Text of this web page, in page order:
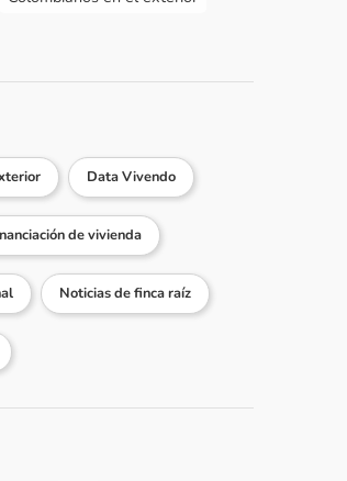
Data Vivendo
de vivienda
Noticias de finca raíz